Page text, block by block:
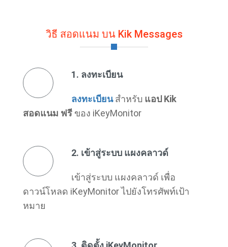
วิธี สอดแนม บน Kik Messages
1. ลงทะเบียน
ลงทะเบียนสําหรับ แอป Kik
สอดแนม ฟรี ของ iKeyMonitor
2. เข้าสู่ระบบ แผงคลาวด์
เข้าสู่ระบบ แผงคลาวด์ เพื่อ
ดาวน์โหลด iKeyMonitor ไปยังโทรศัพท์เป้า
หมาย